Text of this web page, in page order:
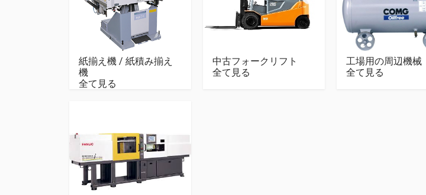
紙揃え機 / 紙積み揃え
機
全て見る
中古フォークリフト
全て見る
工場用の周辺機械
全て見る